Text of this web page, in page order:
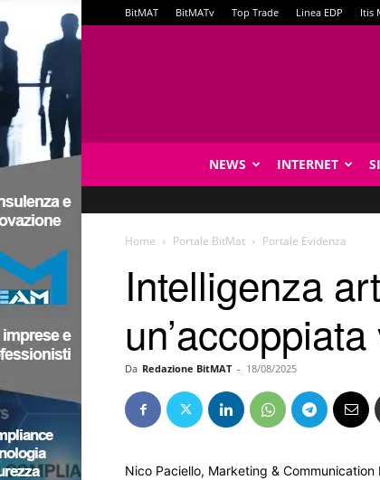
BitMAT BitMATv Top Trade Linea EDP Itis
NEWS INTERNET
Home Portale BitMat Portale Evidenza
Intelligenza
Da Redazione BitMAT - 18/08/2025
Nico Paciello, Marketing &